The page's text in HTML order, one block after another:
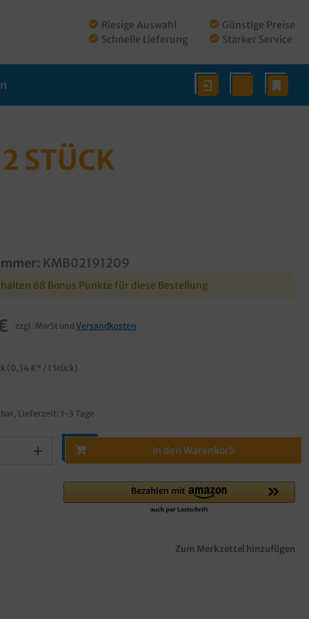
Riesige Auswahl
Schnelle Lieferung
Günstige Preise
Starker Service
STÜCK
KMB02191209
68 Bonus Punkte für diese Bestellung
zzgl. MwSt und Versandkosten
(0,34 €* / 1 Stück)
Lieferzeit: 1-3 Tage
In den Warenkorb
Zum Merkzettel hinzufügen